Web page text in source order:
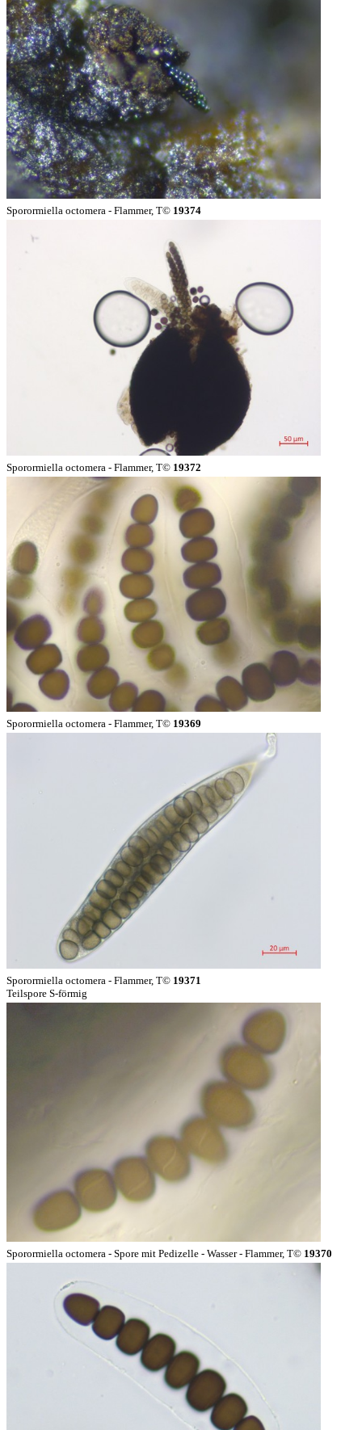
Sporormiella octomera - Flammer, T© 19374
Sporormiella octomera - Flammer, T© 19372
Sporormiella octomera - Flammer, T© 19369
Sporormiella octomera - Flammer, T© 19371
Teilspore S-förmig
Sporormiella octomera - Spore mit Pedizelle - Wasser - Flammer, T© 19370